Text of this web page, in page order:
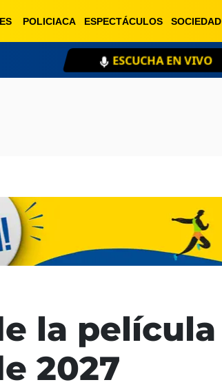
POLICIACA ESPECTÁCULOS SOCIEDAD
ESCUCHA EN VIVO
la película
2027